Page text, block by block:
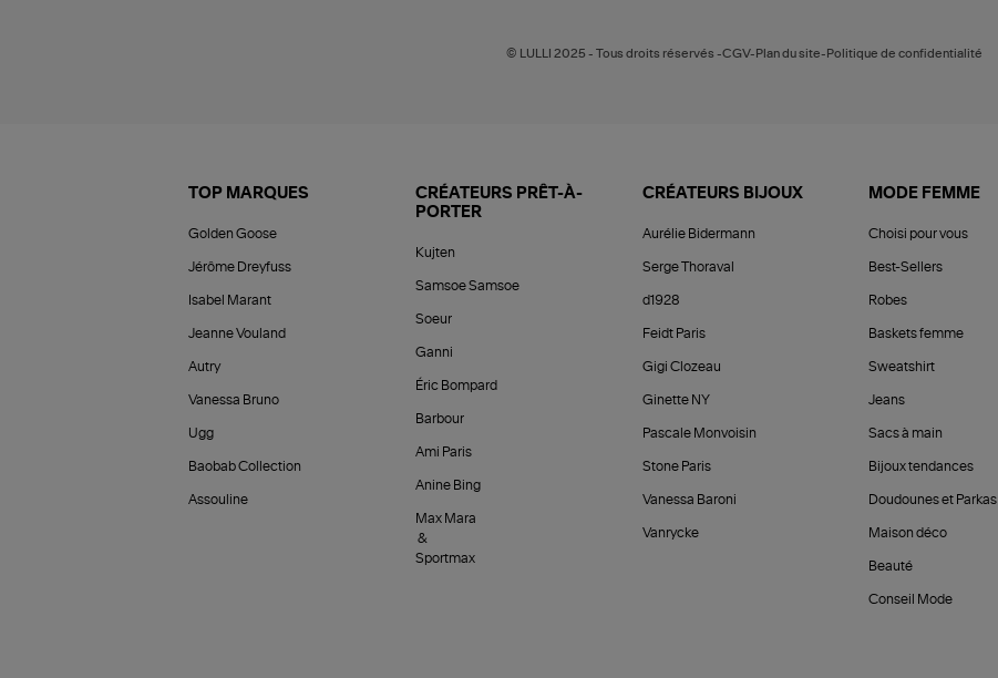
© LULLI 2025 - Tous droits réservés -CGV-Plan du site-Politique de confidentialité
TOP MARQUES
Golden Goose
Jérôme Dreyfuss
Isabel Marant
Jeanne Vouland
Autry
Vanessa Bruno
Ugg
Baobab Collection
Assouline
CRÉATEURS PRÊT-À-
PORTER
Kujten
Samsoe Samsoe
Soeur
Ganni
Éric Bompard
Barbour
Ami Paris
Anine Bing
Max Mara
&
Sportmax
CRÉATEURS BIJOUX
Aurélie Bidermann
Serge Thoraval
d1928
Feidt Paris
Gigi Clozeau
Ginette NY
Pascale Monvoisin
Stone Paris
Vanessa Baroni
Vanrycke
MODE FEMME
Choisi pour vous
Best-Sellers
Robes
Baskets femme
Sweatshirt
Jeans
Sacs à main
Bijoux tendances
Doudounes et Parkas
Maison déco
Beauté
Conseil Mode